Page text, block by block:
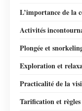
L’importance de la
Activités
Plongée et
Exploration et
Practicalité de la
Tarification et règles